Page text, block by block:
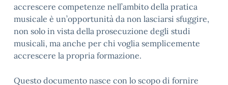
accrescere competenze nell’ambito della pratica
musicale è un’opportunità da non lasciarsi sfuggire,
non solo in vista della prosecuzione degli studi
musicali, ma anche per chi voglia semplicemente
accrescere la propria formazione.
Questo documento nasce con lo scopo di fornire